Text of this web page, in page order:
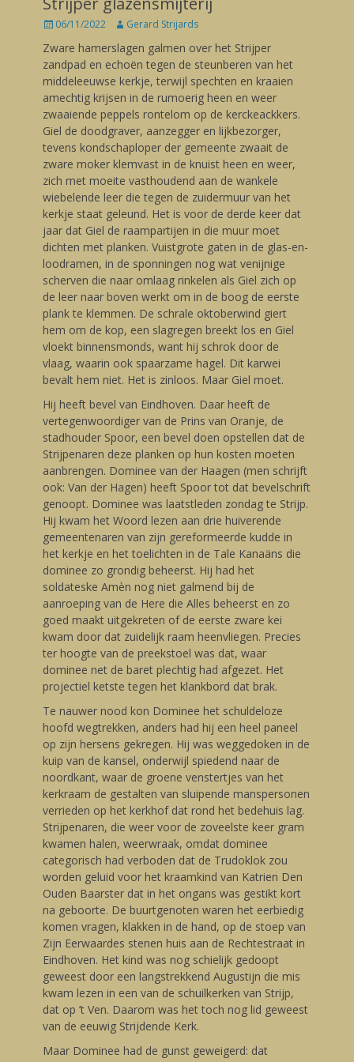
Posted
06/11/2022 Author
Gerard Strijards
Zware hamerslagen galmen over het Strijper
zandpad en echoën tegen de steunberen van het
middeleeuwse kerkje, terwijl spechten en kraaien
amechtig krijsen in de rumoerig heen en weer
zwaaiende peppels rontelom op de kerckeackkers.
Giel de doodgraver, aanzegger en lijkbezorger,
tevens kondschaploper der gemeente zwaait de
zware moker klemvast in de knuist heen en weer,
zich met moeite vasthoudend aan de wankele
wiebelende leer die tegen de zuidermuur van het
kerkje staat geleund. Het is voor de derde keer dat
jaar dat Giel de raampartijen in die muur moet
dichten met planken. Vuistgrote gaten in de glas-en-
loodramen, in de sponningen nog wat venijnige
scherven die naar omlaag rinkelen als Giel zich op
de leer naar boven werkt om in de boog de eerste
plank te klemmen. De schrale oktoberwind giert
hem om de kop, een slagregen breekt los en Giel
vloekt binnensmonds, want hij schrok door de
vlaag, waarin ook spaarzame hagel. Dit karwei
bevalt hem niet. Het is zinloos. Maar Giel moet.
Hij heeft bevel van Eindhoven. Daar heeft de
vertegenwoordiger van de Prins van Oranje, de
stadhouder Spoor, een bevel doen opstellen dat de
Strijpenaren deze planken op hun kosten moeten
aanbrengen. Dominee van der Haagen (men schrijft
ook: Van der Hagen) heeft Spoor tot dat bevelschrift
genoopt. Dominee was laatstleden zondag te Strijp.
Hij kwam het Woord lezen aan drie huiverende
gemeentenaren van zijn gereformeerde kudde in
het kerkje en het toelichten in de Tale Kanaäns die
dominee zo grondig beheerst. Hij had het
soldateske Amèn nog niet galmend bij de
aanroeping van de Here die Alles beheerst en zo
goed maakt uitgekreten of de eerste zware kei
kwam door dat zuidelijk raam heenvliegen. Precies
ter hoogte van de preekstoel was dat, waar
dominee net de baret plechtig had afgezet. Het
projectiel ketste tegen het klankbord dat brak.
Te nauwer nood kon Dominee het schuldeloze
hoofd wegtrekken, anders had hij een heel paneel
op zijn hersens gekregen. Hij was weggedoken in de
kuip van de kansel, onderwijl spiedend naar de
noordkant, waar de groene venstertjes van het
kerkraam de gestalten van sluipende manspersonen
verrieden op het kerkhof dat rond het bedehuis lag.
Strijpenaren, die weer voor de zoveelste keer gram
kwamen halen, weerwraak, omdat dominee
categorisch had verboden dat de Trudoklok zou
worden geluid voor het kraamkind van Katrien Den
Ouden Baarster dat in het ongans was gestikt kort
na geboorte. De buurtgenoten waren het eerbiedig
komen vragen, klakken in de hand, op de stoep van
Zijn Eerwaardes stenen huis aan de Rechtestraat in
Eindhoven. Het kind was nog schielijk gedoopt
geweest door een langstrekkend Augustijn die mis
kwam lezen in een van de schuilkerken van Strijp,
dat op ’t Ven. Daarom was het toch nog lid geweest
van de eeuwig Strijdende Kerk.
Maar Dominee had de gunst geweigerd: dat